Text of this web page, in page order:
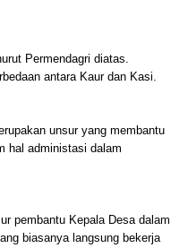
Permendagri diatas.
antara Kaur dan Kasi.
unsur yang membantu
hal administasi dalam
pembantu Kepala Desa dalam
biasanya langsung bekerja